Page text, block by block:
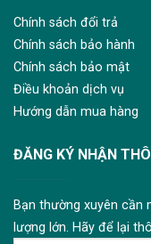
Chính sách đổi trả
Chính sách bảo hành
Chính sách bảo mật
Điều khoản dịch vụ
Hướng dẫn mua hàng
ĐĂNG KÝ NHẬN
Bạn thường xuyên cần
lượng lớn. Hãy để lại